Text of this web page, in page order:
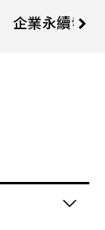
13樓
企業永續發展